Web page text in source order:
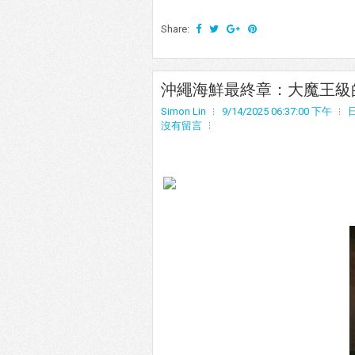
Share:
沖繩海鮮最終章：大魔王
Simon Lin 9/14/2025 06:37:00 下午
沒有留言